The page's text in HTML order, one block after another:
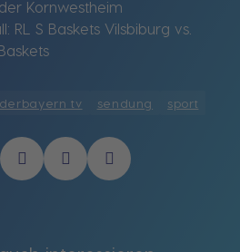
Kornwestheim
RL S Baskets Vilsbiburg vs.
tv sendung sport